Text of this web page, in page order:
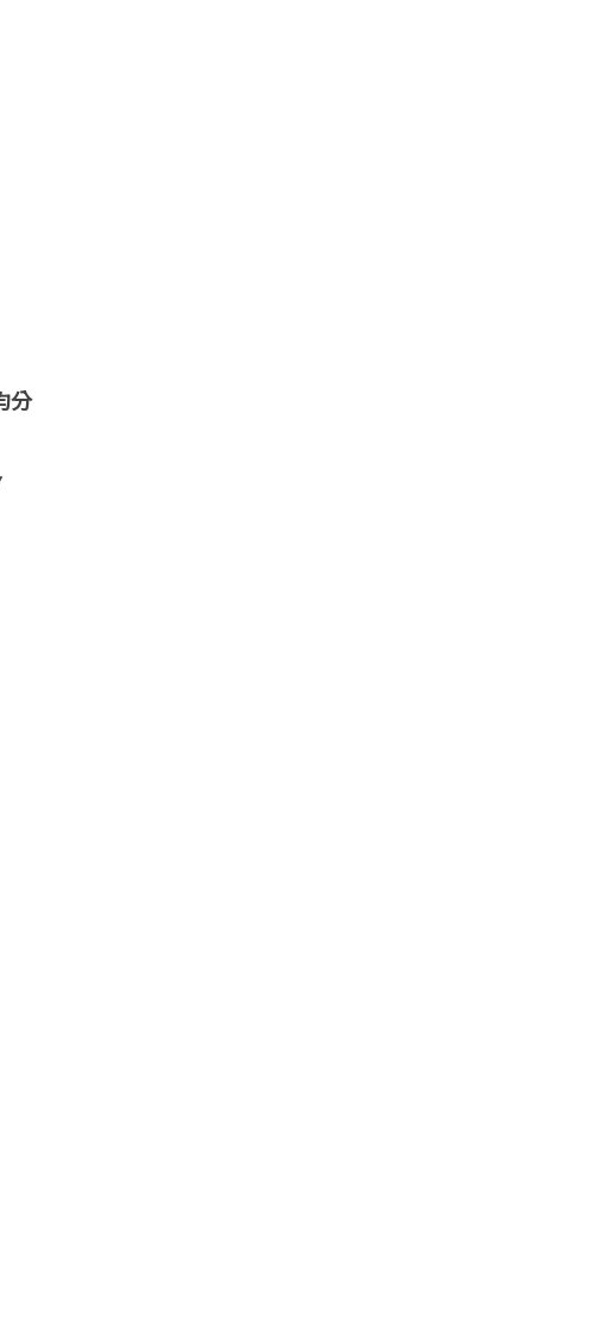
分